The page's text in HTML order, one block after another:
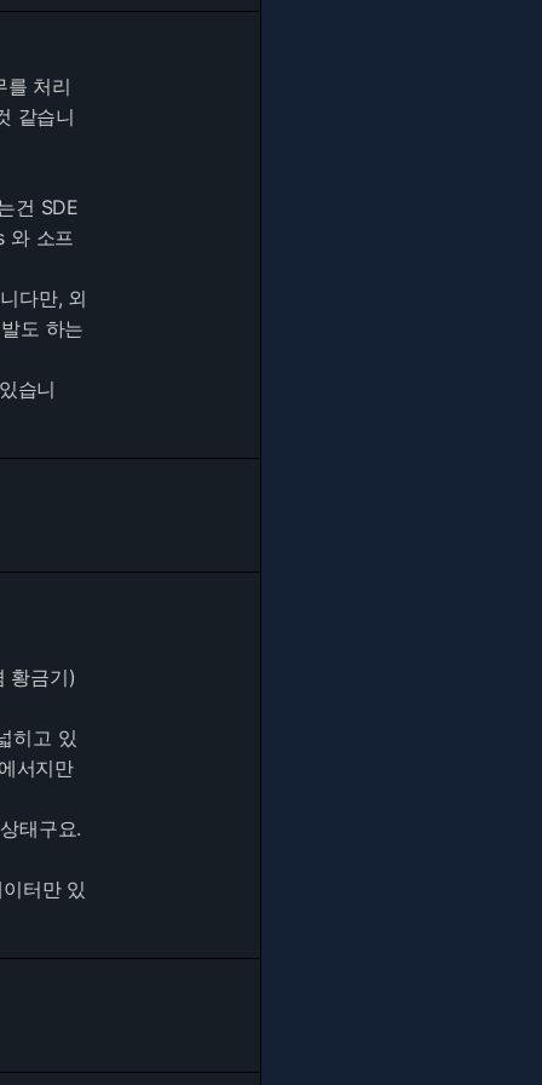
를 처리
같습니
건 SDE
와 소프
다만, 외
도 하는
습니
황금기)
히고 있
서지만
태구요.
터만 있